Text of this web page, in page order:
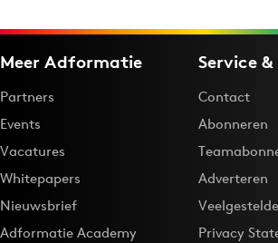
Meer Adformatie
Partners
Events
Vacatures
Whitepapers
Nieuwsbrief
Adformatie Academy
Service
Contact
Abonneren
Adverteren
Privacy